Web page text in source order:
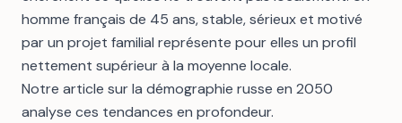
homme français de 45 ans, stable, sérieux et motivé
par un projet familial représente pour elles un profil
nettement supérieur à la moyenne locale.
Notre article surla démographie russe en 2050
analyse ces tendances en profondeur.